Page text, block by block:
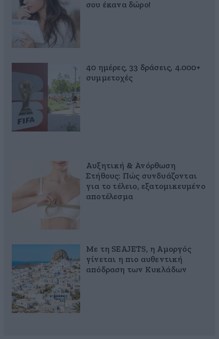
σου έκανα δώρο!
40 ημέρες, 33 δράσεις, 4.000+
συμμετοχές
Αυξητική & Ανόρθωση
Στήθους: Πώς συνδυάζονται
για το τέλειο, εξατομικευμένο
αποτέλεσμα
Με τη SEAJETS, η Αμοργός
γίνεται η πιο αυθεντική
απόδραση των Κυκλάδων